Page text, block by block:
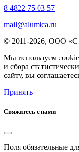
8 4822 75 03 57
mail@alumica.ru
© 2011-2026, ООО
Мы используем
и сбора
сайту, вы
Принять
Свяжитесь с нами
Поля обязательные